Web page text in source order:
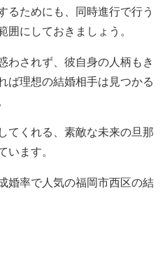
るためにも、同時進行で行う
にしておきましょう。
わされず、彼自身の人柄もき
ば理想の結婚相手は見つかる
てくれる、素敵な未来の旦那
ます。
婚率で人気の福岡市西区の結